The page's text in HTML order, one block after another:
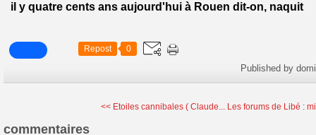
il y quatre cents ans aujourd'hui à Rouen dit-on, naquit
Repost 0
Published by
<< Etoiles cannibales ( Claude... Les forums de Libé :
commentaires